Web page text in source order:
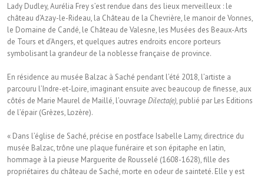
Lady Dudley, Aurélia Frey s’est rendue dans des lieux merveilleux : le
château d’Azay-le-Rideau, la Château de la Chevrière, le manoir de Vonnes,
le Domaine de Candé, le Château de Valesne, les Musées des Beaux-Arts
de Tours et d’Angers, et quelques autres endroits encore porteurs
symbolisant la grandeur de la noblesse française de province.
En résidence au musée Balzac à Saché pendant l’été 2018, l’artiste a
parcouru l’Indre-et-Loire, imaginant ensuite avec beaucoup de finesse, aux
côtés de Marie Maurel de Maillé, l’ouvrage Dilecta(e), publié par Les Editions
de l’épair (Grèzes, Lozère).
« Dans l’église de Saché, précise en postface Isabelle Lamy, directrice du
musée Balzac, trône une plaque funéraire et son épitaphe en latin,
hommage à la pieuse Marguerite de Rousselé (1608-1628), fille des
propriétaires du château de Saché, morte en odeur de sainteté. Elle y est